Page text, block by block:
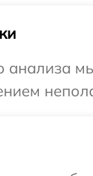
анализа